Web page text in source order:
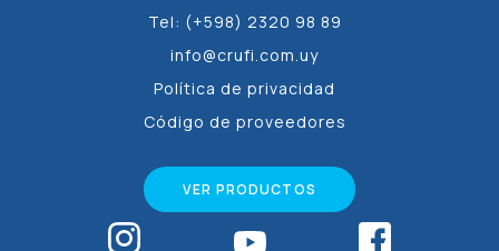
Tel: (+598) 2320 98 89
info@crufi.com.uy
Política de privacidad
Código de proveedores
VER PRODUCTOS